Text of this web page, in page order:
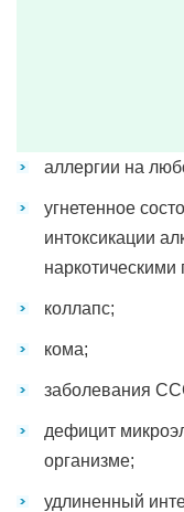
аллергии на
угнетенное
интоксикации
коллапс;
кома;
заболевания
дефицит
организме;
удлиненный